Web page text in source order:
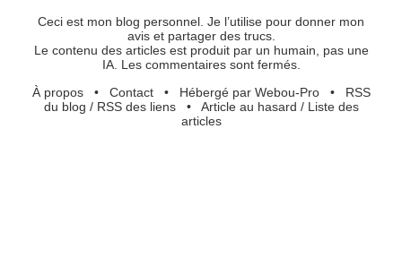
Ceci est mon blog personnel. Je l’utilise pour donner mon
avis et partager des trucs.
Le contenu des articles est produit par un humain, pas une
IA. Les commentaires sont fermés.
À propos• Contact• Hébergé par Webou-Pro• RSS
du blog / RSS des liens• Article au hasard / Liste des
articles